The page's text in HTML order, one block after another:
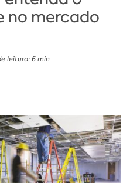
no mercado
leitura: 6 min